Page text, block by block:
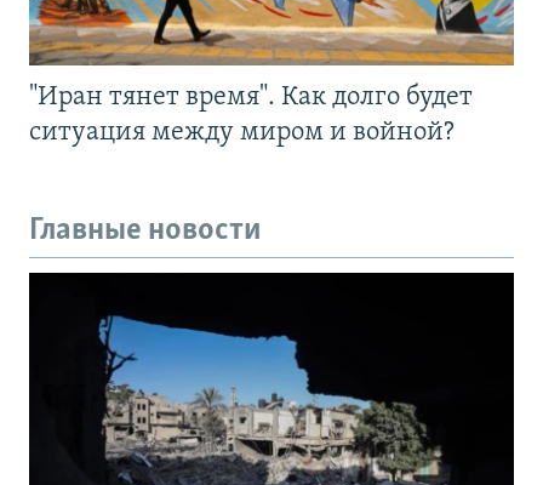
"Иран тянет время". Как долго будет
ситуация между миром и войной?
Главные новости